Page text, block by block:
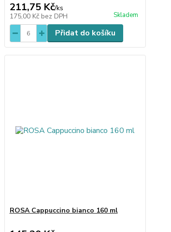
211,75 Kč/ks
175,00 Kč bez DPH Skladem
Přidat do košíku
ROSA Cappuccino bianco 160 ml